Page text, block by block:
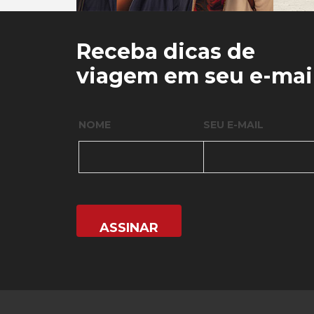
0 0
Receba dicas de
viagem em seu e-
NOME SEU E-MAIL